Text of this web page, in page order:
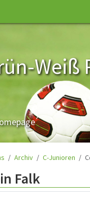
Weiß
Archiv C-Junioren
Falk